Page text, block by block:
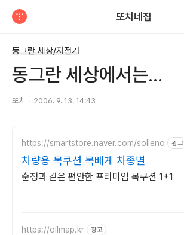
또치네집
동그란 세상/자전거
동그란 세상에서는...
또치 2006. 9. 13. 14:43
https://smartstore.naver.com/solleno 광고
차량용 목쿠션 목베게 차종별
순정과 같은 편안한 프리미엄 목쿠션 1+1
https://oilmap.kr 광고